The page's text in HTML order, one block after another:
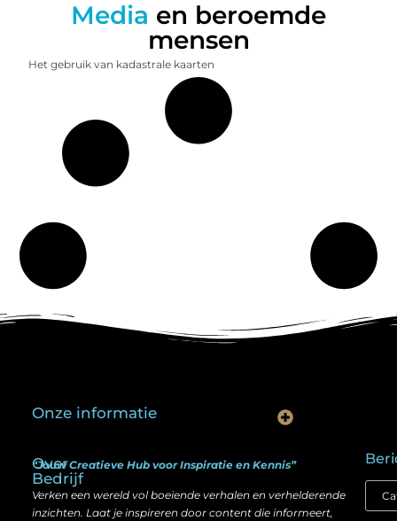
Media en beroemde
mensen
Het gebruik van kadastrale kaarten
Over
Bedrijf
“Jouw Creatieve Hub voor Inspiratie en Kennis”
Verken een wereld vol boeiende verhalen en verhelderende
inzichten. Laat je inspireren door content die informeert,
Onze informatie